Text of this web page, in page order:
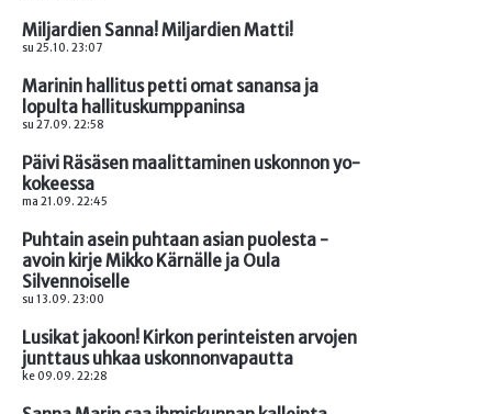
Miljardien Sanna! Miljardien Matti!
su 25.10. 23:07
Marinin hallitus petti omat sanansa ja
lopulta hallituskumppaninsa
su 27.09. 22:58
Päivi Räsäsen maalittaminen uskonnon yo-
kokeessa
ma 21.09. 22:45
Puhtain asein puhtaan asian puolesta -
avoin kirje Mikko Kärnälle ja Oula
Silvennoiselle
su 13.09. 23:00
Lusikat jakoon! Kirkon perinteisten arvojen
junttaus uhkaa uskonnonvapautta
ke 09.09. 22:28